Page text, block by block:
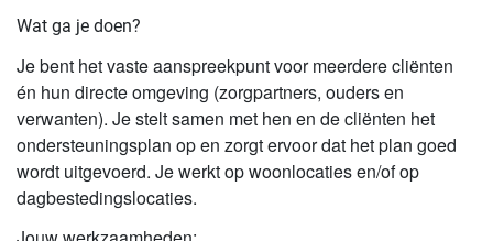
Wat ga je doen?
Je bent het vaste aanspreekpunt voor meerdere cliënten
én hun directe omgeving (zorgpartners, ouders en
verwanten). Je stelt samen met hen en de cliënten het
ondersteuningsplan op en zorgt ervoor dat het plan goed
wordt uitgevoerd. Je werkt op woonlocaties en/of op
dagbestedingslocaties.